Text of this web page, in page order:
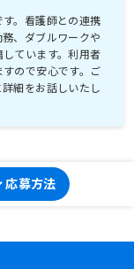
。看護師との連携
、ダブルワークや
ています。利用者
ので安心です。ご
細をお話しいたし
応募方法